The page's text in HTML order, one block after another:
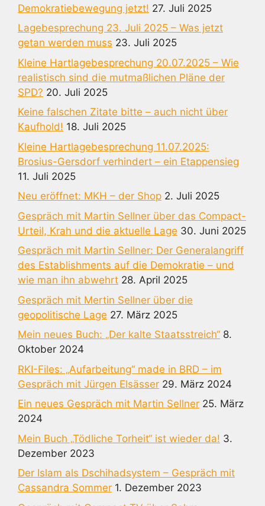
Demokratiebewegung jetzt! 27. Juli 2025
Lagebesprechung 23. Juli 2025 – Was jetzt
getan werden muss 23. Juli 2025
Kleine Hartlagebesprechung 20.07.2025 – Wie
realistisch sind die mutmaßlichen Pläne der
SPD? 20. Juli 2025
Keine falschen Zitate bitte – auch nicht über
Kaufhold! 18. Juli 2025
Kleine Hartlagebesprechung 11.07.2025:
Brosius-Gersdorf verhindert – ein Etappensieg
11. Juli 2025
Neu eröffnet: MKH – der Shop 2. Juli 2025
Gespräch mit Martin Sellner über das Compact-
Urteil, Krah und die aktuelle Lage 30. Juni 2025
Gespräch mit Martin Sellner: Der Generalangriff
des Establishments auf die Demokratie – und
wie man ihn abwehrt 28. April 2025
Gespräch mit Mertin Sellner über die
geopolitische Lage 27. März 2025
Mein neues Buch: „Der kalte Staatsstreich“ 8.
Oktober 2024
RKI-Files: „Aufarbeitung“ made in BRD – im
Gespräch mit Jürgen Elsässer 29. März 2024
Ein neues Gespräch mit Martin Sellner 25. März
2024
Mein Buch „Tödliche Torheit“ ist wieder da! 3.
Dezember 2023
Der Islam als Dschihadsystem – Gespräch mit
Cassandra Sommer 1. Dezember 2023